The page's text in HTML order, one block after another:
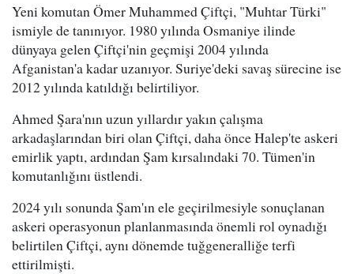
Yeni komutan Ömer Muhammed Çiftçi, "Muhtar Türki"
ismiyle de tanınıyor. 1980 yılında Osmaniye ilinde
dünyaya gelen Çiftçi'nin geçmişi 2004 yılında
Afganistan'a kadar uzanıyor. Suriye'deki savaş sürecine ise
2012 yılında katıldığı belirtiliyor.
Ahmed Şara'nın uzun yıllardır yakın çalışma
arkadaşlarından biri olan Çiftçi, daha önce Halep'te askeri
emirlik yaptı, ardından Şam kırsalındaki 70. Tümen'in
komutanlığını üstlendi.
2024 yılı sonunda Şam'ın ele geçirilmesiyle sonuçlanan
askeri operasyonun planlanmasında önemli rol oynadığı
belirtilen Çiftçi, aynı dönemde tuğgeneralliğe terfi
ettirilmişti.